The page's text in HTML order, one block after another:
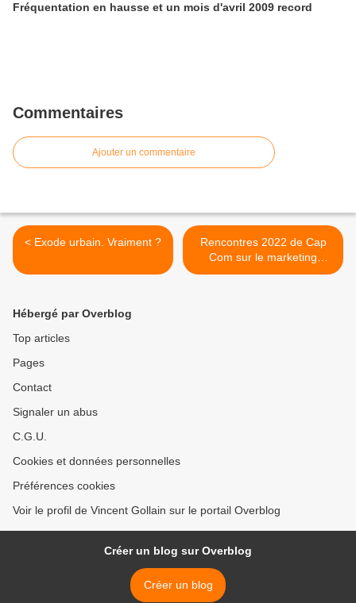
Fréquentation en hausse et un mois d'avril 2009 record
Commentaires
Ajouter un commentaire
< Exode urbain. Vraiment ?
Rencontres 2022 de Cap
Com sur le marketing
territorial >
Hébergé par Overblog
Top articles
Pages
Contact
Signaler un abus
C.G.U.
Cookies et données personnelles
Préférences cookies
Voir le profil de Vincent Gollain sur le portail Overblog
Créer un blog sur Overblog
Créer un blog